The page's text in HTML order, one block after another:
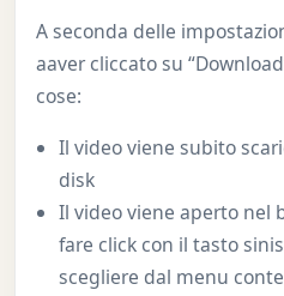
A seconda delle
aaver cliccato su
cose:
Il video viene subito
disk
Il video viene aperto nel
fare click con il tasto
scegliere dal menu